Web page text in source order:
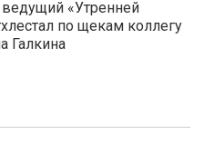
«Утренней
по щекам коллегу
Галкина